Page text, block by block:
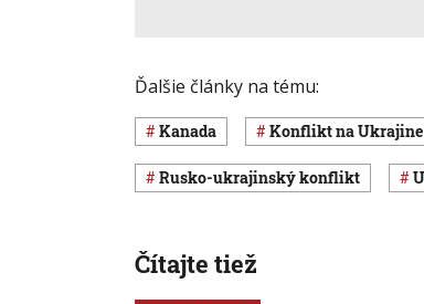
Ďalšie články na tému:
Kanada konflikt na Ukrajine
rusko-ukrajinský konflikt
Čítajte tiež